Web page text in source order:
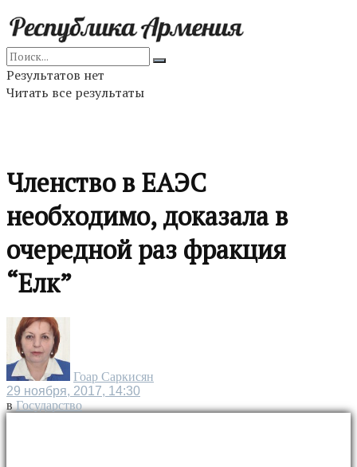
Результатов нет
Читать все результаты
Членство в ЕАЭС
необходимо, доказала в
очередной раз фракция
“Елк”
Гоар Саркисян
29 ноября, 2017, 14:30
в Государство